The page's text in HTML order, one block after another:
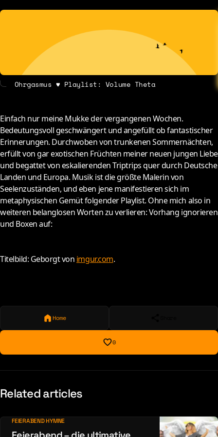
About
Ohrgasmus ♥ Playlist: Volume Theta
Einfach nur meine Mukke der vergangenen Wochen.
Bedeutungsvoll geschwängert und angefüllt ob fantastischer
Erinnerungen. Durchwoben von trunkenen Sommernächten,
erfüllt von gar exotischen Früchten meiner neuen jungen Liebe
und begattet von eskalierenden Triptrips quer durch Deutsche
Landen und Europa. Musik ist die größte Malerin von
Seelenzuständen, und eben jene manifestieren sich im
metaphysischen Gemüt folgender Playlist. Ohne mich also in
weiteren belanglosen Worten zu verlieren: Vorhang ignorieren
und Boxen auf:
Titelbild: Geborgt von imgur.com.
Home
0
Related articles
FEIERABEND HYMNE